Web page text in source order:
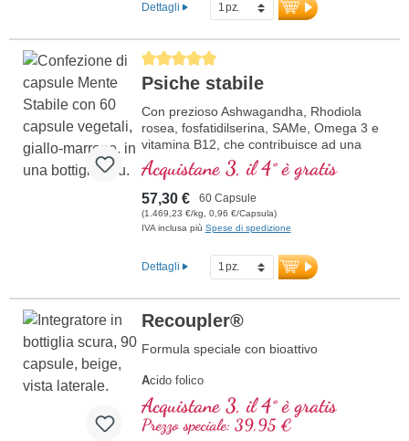
Dettagli
Average rating of 5 out of 5 stars
Psiche stabile
Con prezioso Ashwagandha, Rhodiola
rosea, fosfatidilserina, SAMe, Omega 3 e
vitamina B12, che contribuisce ad una
funzione normale della psiche
Acquistane 3, il 4° è gratis
57,30 € 60 Capsule
(1.469,23 €/kg, 0,96 €/Capsula)
IVA inclusa più Spese di spedizione
Dettagli
Recoupler®
Formula speciale con bioattivo
Acido folico
Arginina
Licopene
C urcuma
Acquistane 3, il 4° è gratis
Prezzo speciale: 39,95 €